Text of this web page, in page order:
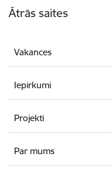
Ātrās saites
Vakances
Iepirkumi
Projekti
Par mums